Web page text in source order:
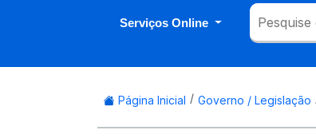
Serviços Online
Página Inicial Governo / Legislação